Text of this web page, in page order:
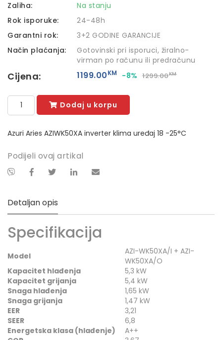
Zaliha:
Na stanju
Rok isporuke:
24-48h
Garantni rok:
3+2 GODINE GARANCIJE
Način plaćanja:
Gotovinski pri isporuci, žiralno-
virman po računu ili predračunu
Cijena: 1199.00KM -8% 1299.00KM
Dodaj u korpu
Azuri Aries AZIWK50XA inverter klima uređaj 18 -25°C
Podijeli ovaj artikal
Detaljan opis
Specifikacija
Model
AZI-WK50XA/I + AZI-
WK50XA/O
Kapacitet hlađenja
5,3 kW
Kapacitet grijanja
5,4 kW
Snaga hlađenja
1,65 kW
Snaga grijanja
1,47 kW
EER
3,21
SEER
6,8
Energetska klasa (hlađenje)
A++